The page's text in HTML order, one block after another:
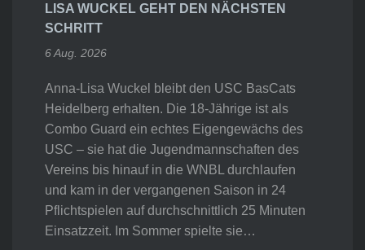
LISA WUCKEL GEHT DEN NÄCHSTEN
SCHRITT
6 Aug. 2026
Anna-Lisa Wuckel bleibt den USC BasCats
Heidelberg erhalten. Die 18-Jährige ist als
Combo Guard ein echtes Eigengewächs des
USC – sie hat die Jugendmannschaften des
Vereins bis hinauf in die WNBL durchlaufen
und kam in der vergangenen Saison in 24
Pflichtspielen auf durchschnittlich 25 Minuten
Einsatzzeit. Im Sommer spielte sie…